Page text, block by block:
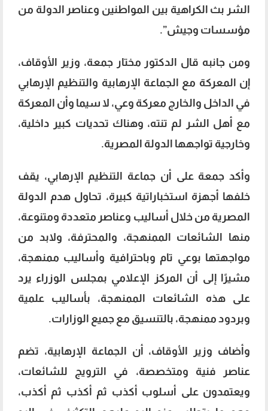
الشر بث الكراهية بين المواطنين وعناصر الدولة من
مؤسسات وجيش”.
ومن جانبه قال الدكتور مختار جمعة، وزير الأوقاف،
إن المعركة مع الجماعة الإرهابية والتنظيم الإرهابي
في الداخل والخارج معركة وعي، لا سيما وأن المعركة
مع أهل الشر لم تنته، وهناك تحديات كبير داخلية،
وخارجية تواجهها الدولة المصرية.
وأكد جمعة على أن جماعة التنظيم الإرهابي، يقف
خلفها أجهزة استخباراتية كبيرة، تحاول هدم الدولة
المصرية من خلال أساليب وعناصر متعددة ومتنوعة،
منها الشائعات الممنهجة، والمحترفة، ولابد من
مواجهتها بوعي تام وباحترافية وأساليب ممنهجة،
مشيرًا إلى أن المركز الإعلامي بمجلس الوزراء يرد
على هذه الشائعات الممنهجة، بأساليب علمية
وبردود ممنهجة، بالتنسيق مع جميع الوزارات.
وأضاف وزير الأوقاف، أن الجماعة الإرهابية، تضم
عناصر فنية ومتخصصة، في الترويج للشائعات،
ويعتمدون على أسلوب أكذب ثم أكذب ثم أكذب،